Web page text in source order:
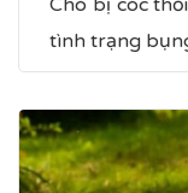
Chó bị cóc
tình trạng